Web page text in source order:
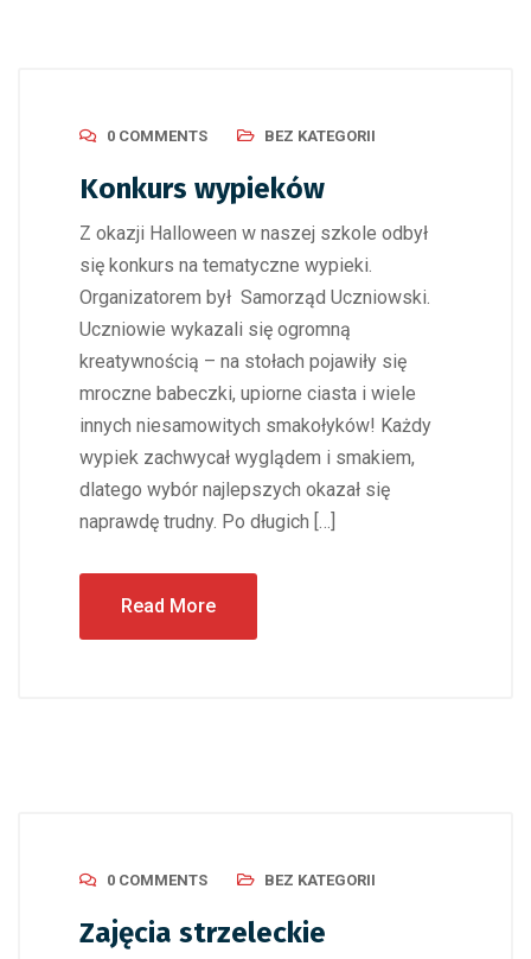
0 COMMENTS BEZ KATEGORII
Konkurs wypieków
Z okazji Halloween w naszej szkole odbył
się konkurs na tematyczne wypieki.
Organizatorem był Samorząd Uczniowski.
Uczniowie wykazali się ogromną
kreatywnością – na stołach pojawiły się
mroczne babeczki, upiorne ciasta i wiele
innych niesamowitych smakołyków! Każdy
wypiek zachwycał wyglądem i smakiem,
dlatego wybór najlepszych okazał się
naprawdę trudny. Po długich […]
Read More
0 COMMENTS BEZ KATEGORII
Zajęcia strzeleckie